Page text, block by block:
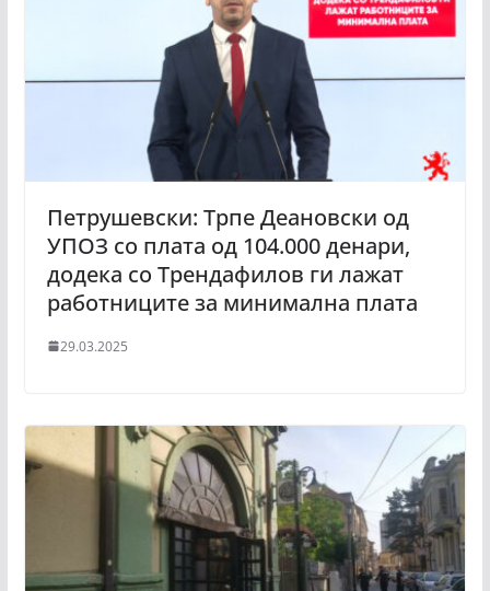
Петрушевски: Трпе Деановски од
УПОЗ со плата од 104.000 денари,
додека со Трендафилов ги лажат
работниците за минимална плата
29.03.2025